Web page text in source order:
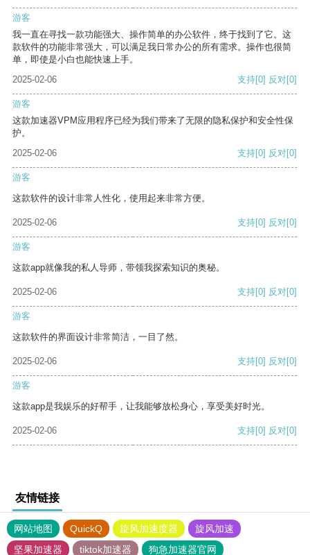
游客
我一直在寻找一款功能强大、操作简单的办公软件，终于找到了它。这
款软件的功能非常强大，可以满足我日常办公的所有需求。操作也很简
单，即使是小白也能快速上手。
2025-02-06
支持[0] 反对[0]
游客
这款加速器VPM应用程序已经为我们带来了无限的隐私保护和安全性保
护。
2025-02-06
支持[0] 反对[0]
游客
这款软件的设计非常人性化，使用起来非常方便。
2025-02-06 支持[0] 反对[0]
游客
这款app就像我的私人导师，带领我探索知识的奥秘。
2025-02-06 支持[0] 反对[0]
游客
这款软件的界面设计非常简洁，一目了然。
2025-02-06 支持[0] 反对[0]
游客
这款app是我娱乐的好帮手，让我能够放松身心，享受美好时光。
2025-02-06 支持[0] 反对[0]
友情链接
网站地图 QuickQ 旋风加速度器
旋风加速
坚果加速器
tiktok加速器 狗急加速器官网